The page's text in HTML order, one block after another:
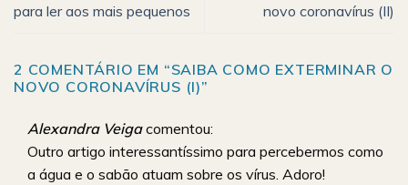
para ler aos mais pequenos
novo coronavírus (II)
2 COMENTÁRIO EM “SAIBA COMO EXTERMINAR O
NOVO CORONAVÍRUS (I)”
Alexandra Veiga comentou:
Outro artigo interessantíssimo para percebermos como
a água e o sabão atuam sobre os vírus. Adoro!